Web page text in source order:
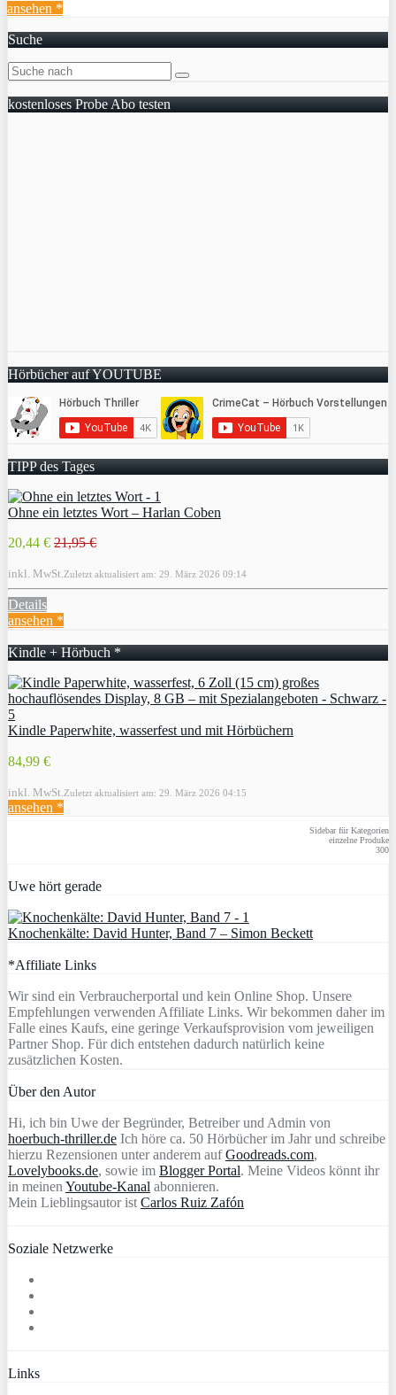
ansehen *
Suche
kostenloses Probe Abo testen
Hörbücher auf YOUTUBE
TIPP des Tages
Ohne ein letztes Wort – Harlan Coben
20,44 € 21,95 €
inkl. MwSt. Zuletzt aktualisiert am: 29. März 2026 09:14
Details
ansehen *
Kindle + Hörbuch *
Kindle Paperwhite, wasserfest und mit Hörbüchern
84,99 €
inkl. MwSt. Zuletzt aktualisiert am: 29. März 2026 04:15
ansehen *
Sidebar für Kategorien
einzelne Produke
300
Uwe hört gerade
Knochenkälte: David Hunter, Band 7 – Simon Beckett
*Affiliate Links
Wir sind ein Verbraucherportal und kein Online Shop. Unsere
Empfehlungen verwenden Affiliate Links. Wir bekommen daher im
Falle eines Kaufs, eine geringe Verkaufsprovision vom jeweiligen
Partner Shop. Für dich entstehen dadurch natürlich keine
zusätzlichen Kosten.
Über den Autor
Hi, ich bin Uwe der Begründer, Betreiber und Admin von
hoerbuch-thriller.de Ich höre ca. 50 Hörbücher im Jahr und schreibe
hierzu Rezensionen unter anderem aufGoodreads.com,
Lovelybooks.de, sowie im Blogger Portal. Meine Videos könnt ihr
in meinen Youtube-Kanal abonnieren.
Mein Lieblingsautor ist Carlos Ruiz Zafón
Soziale Netzwerke
Links